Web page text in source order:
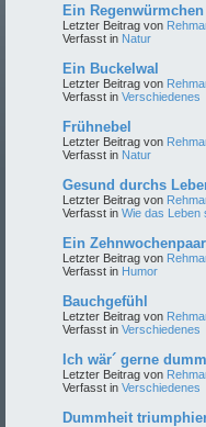
Ein Regenwürmchen
Letzter Beitrag von
Verfasst in Natur
Ein Buckelwal
Letzter Beitrag von
Verfasst in Verschiedenes
Frühnebel
Letzter Beitrag von
Verfasst in Natur
Gesund durchs
Letzter Beitrag von
Verfasst in Wie das Leben
Ein Zehnwochenpaar
Letzter Beitrag von
Verfasst in Humor
Bauchgefühl
Letzter Beitrag von
Verfasst in Verschiedenes
Ich wär´ gerne dumm
Letzter Beitrag von
Verfasst in Verschiedenes
Dummheit